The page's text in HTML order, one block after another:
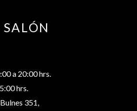
a 20:00 hrs.
hrs.
351,